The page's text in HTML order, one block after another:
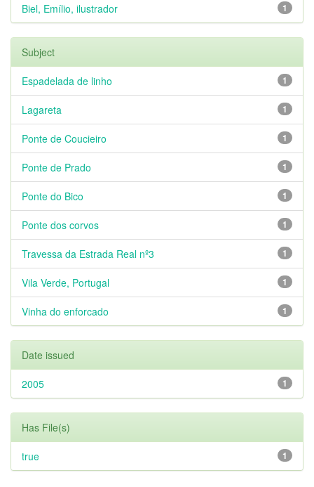
1
Biel, Emílio, ilustrador
Subject
1
Espadelada de linho
1
Lagareta
1
Ponte de Coucieiro
1
Ponte de Prado
1
Ponte do Bico
1
Ponte dos corvos
1
Travessa da Estrada Real nº3
1
Vila Verde, Portugal
1
Vinha do enforcado
Date issued
1
2005
Has File(s)
1
true